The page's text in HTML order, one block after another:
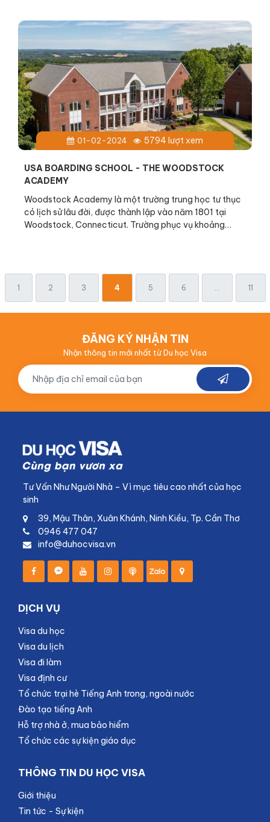
01-02-2024 5794 lượt xem
USA BOARDING SCHOOL - THE WOODSTOCK
ACADEMY
Woodstock Academy là một trường trung học tư thục
có lịch sử lâu đời, được thành lập vào năm 1801 tại
Woodstock, Connecticut. Trường phục vụ khoảng
1 2 3 4 5 6 ... 11
ĐĂNG KÝ NHẬN TIN
Nhận thông tin mới nhất từ Du học Visa
Tư Vấn Như Người Nhà – Vì mục tiêu cao nhất của học
sinh
39, Mậu Thân, Xuân Khánh, Ninh Kiều, Tp. Cần Thơ
0946 477 047
info@duhocvisa.vn
DỊCH VỤ
Visa du học
Visa du lịch
Visa đi làm
Visa định cư
Tổ chức trại hè Tiếng Anh trong, ngoài nước
Đào tạo tiếng Anh
Hỗ trợ nhà ở, mua bảo hiểm
Tổ chức các sự kiện giáo dục
THÔNG TIN DU HỌC VISA
Giới thiệu
Tin tức - Sự kiện